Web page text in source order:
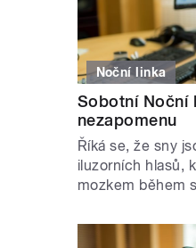
Noční linka
Sobotní Noční
nezapomenu
Říká se, že sny
iluzorních hlasů,
mozkem během